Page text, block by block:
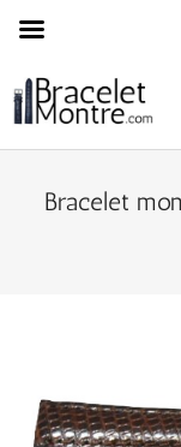
Bracelet